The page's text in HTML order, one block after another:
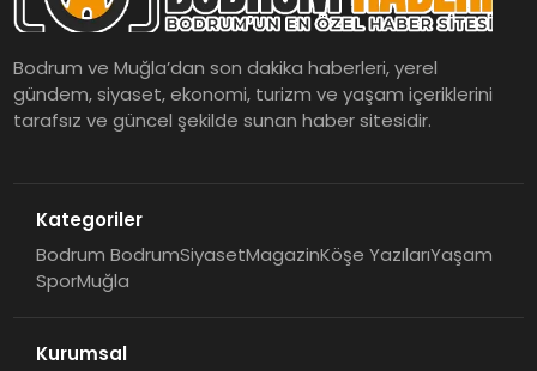
Bodrum ve Muğla’dan son dakika haberleri, yerel
gündem, siyaset, ekonomi, turizm ve yaşam içeriklerini
tarafsız ve güncel şekilde sunan haber sitesidir.
Kategoriler
Bodrum BodrumSiyasetMagazinKöşe YazılarıYaşam
SporMuğla
Kurumsal